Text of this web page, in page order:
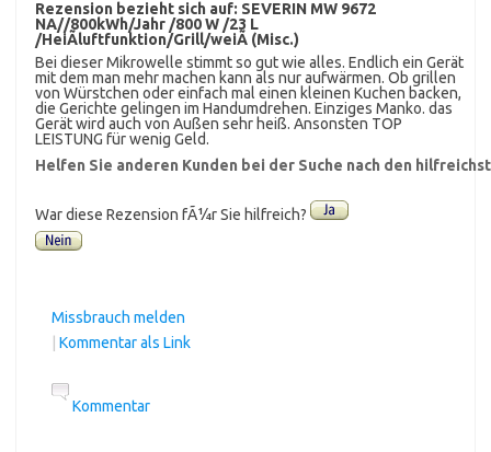
Rezension bezieht sich auf: SEVERIN MW 9672
NA//800kWh/Jahr /800 W /23 L
/HeiÃluftfunktion/Grill/weiÃ (Misc.)
Bei dieser Mikrowelle stimmt so gut wie alles. Endlich ein Gerät
mit dem man mehr machen kann als nur aufwärmen. Ob grillen
von Würstchen oder einfach mal einen kleinen Kuchen backen,
die Gerichte gelingen im Handumdrehen. Einziges Manko. das
Gerät wird auch von Außen sehr heiß. Ansonsten TOP
LEISTUNG für wenig Geld.
Helfen Sie anderen Kunden bei der Suche nach den
War diese Rezension fÃ¼r Sie hilfreich?
Missbrauch melden
Kommentar als Link
Kommentar